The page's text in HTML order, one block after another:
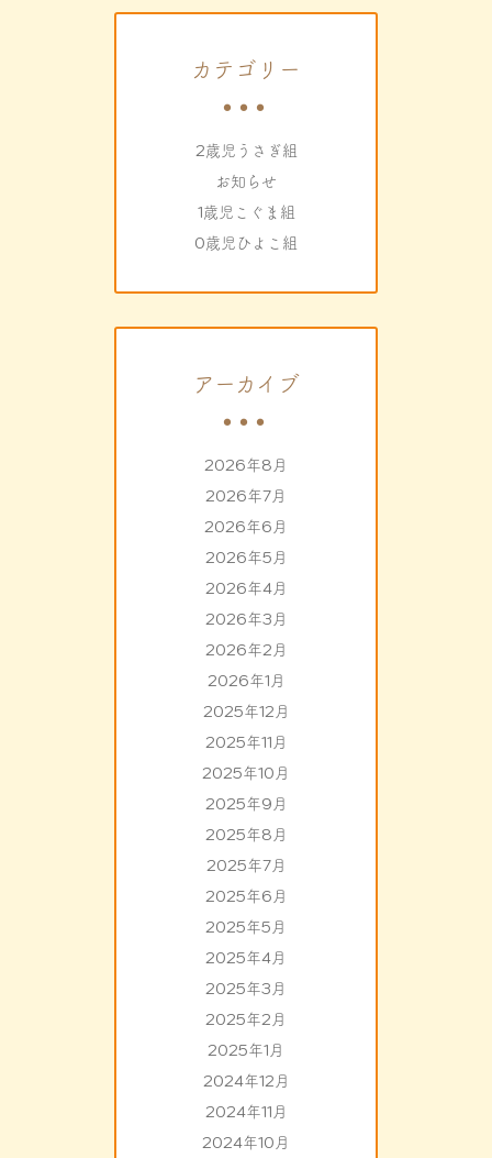
カテゴリー
2歳児うさぎ組
お知らせ
1歳児こぐま組
0歳児ひよこ組
アーカイブ
2026年8月
2026年7月
2026年6月
2026年5月
2026年4月
2026年3月
2026年2月
2026年1月
2025年12月
2025年11月
2025年10月
2025年9月
2025年8月
2025年7月
2025年6月
2025年5月
2025年4月
2025年3月
2025年2月
2025年1月
2024年12月
2024年11月
2024年10月